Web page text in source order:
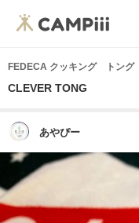
FEDECA クッキング トング
CLEVER TONG
あやぴー